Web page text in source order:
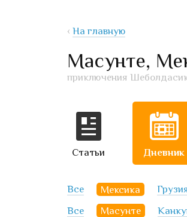
‹ На главную
Масунте,
приключения
Статьи Дневник
Все Мексика
Все
Масунте